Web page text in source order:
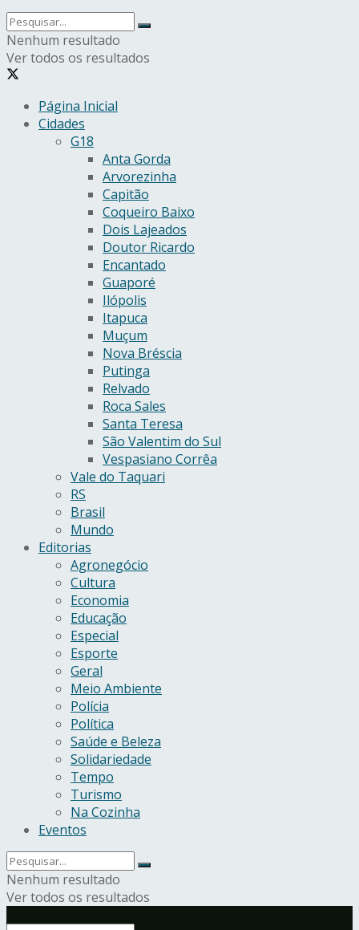
Nenhum resultado
Ver todos os resultados
Página Inicial
Cidades
G18
Anta Gorda
Arvorezinha
Capitão
Coqueiro Baixo
Dois Lajeados
Doutor Ricardo
Encantado
Guaporé
Ilópolis
Itapuca
Muçum
Nova Bréscia
Putinga
Relvado
Roca Sales
Santa Teresa
São Valentim do Sul
Vespasiano Corrêa
Vale do Taquari
RS
Brasil
Mundo
Editorias
Agronegócio
Cultura
Economia
Educação
Especial
Esporte
Geral
Meio Ambiente
Polícia
Política
Saúde e Beleza
Solidariedade
Tempo
Turismo
Na Cozinha
Eventos
Nenhum resultado
Ver todos os resultados